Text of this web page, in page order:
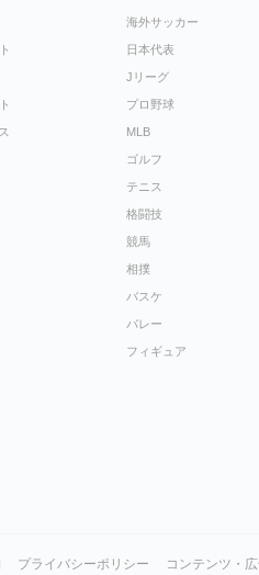
海外サッカー
日本代表
Jリーグ
プロ野球
MLB
ゴルフ
テニス
格闘技
競馬
相撲
バスケ
バレー
フィギュア
プライバシーポリシー コンテンツ・